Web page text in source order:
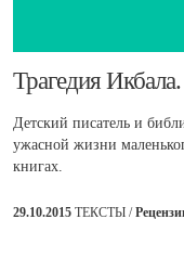
​Трагедия
Детский писатель и
ужасной жизни
книгах.
29.10.2015 ТЕКСТЫ /